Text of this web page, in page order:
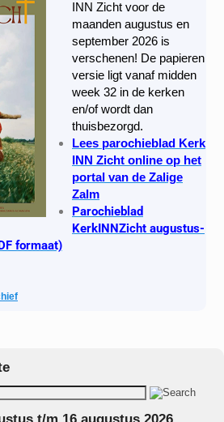
INN Zicht voor de
maanden augustus en
september 2026 is
verschenen! De papieren
versie ligt vanaf midden
week 32 in de kerken
en/of wordt dan
thuisbezorgd.
Lees parochieblad Kerk
INN Zicht online op het
portal van de Zalige
Zalm
Parochieblad
KerkINNZicht augustus-
formaat)